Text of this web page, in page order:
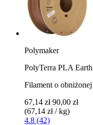
Polymaker
PolyTerra PLA
Filament o
67,14 zł 90,00 zł
(67,14 zł / kg)
4.8 (42)